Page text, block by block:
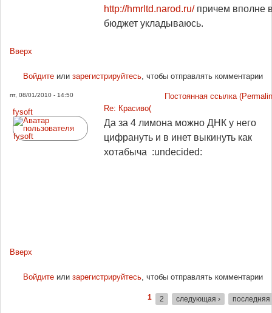
http://hmrltd.narod.ru/причем вполне
бюджет укладываюсь.
Вверх
Войдитеили зарегистрируйтесь, чтобы отправлять комментарии
пт, 08/01/2010 - 14:50
Постоянная ссылка
fysoft
Re: Красиво(
Да за 4 лимона можно ДНК у него
цифрануть и в инет выкинуть как
хотабыча :undecided:
Вверх
Войдитеили зарегистрируйтесь, чтобы отправлять комментарии
1 2 следующая › последняя